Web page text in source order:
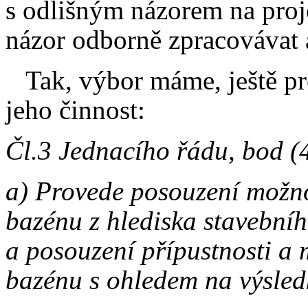
s odlišným názorem na
názor odborně
Tak, výbor máme, ještě
jeho činnost:
Čl.3 Jednacího řádu, bod
a) Provede posouzení
bazénu z hlediska
a posouzení přípustnosti a
bazénu s ohledem na